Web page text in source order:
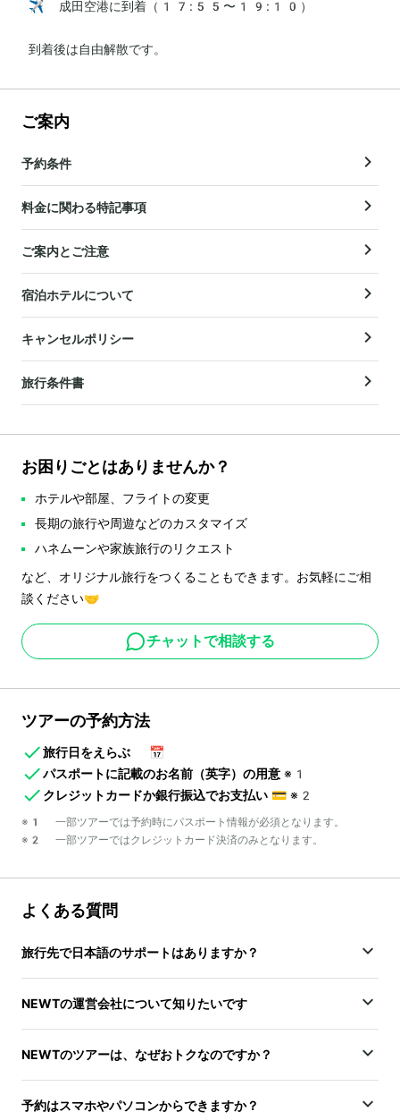
✈️ 成田空港に到着（17:55〜19:10）
到着後は自由解散です。
ご案内
予約条件
料金に関わる特記事項
ご案内とご注意
宿泊ホテルについて
キャンセルポリシー
旅行条件書
お困りごとはありませんか？
ホテルや部屋、フライトの変更
長期の旅行や周遊などのカスタマイズ
ハネムーンや家族旅行のリクエスト
など、オリジナル旅行をつくることもできます。お気軽にご相
談ください🤝
チャットで相談する
ツアーの予約方法
旅行日をえらぶ
📅
パスポートに記載のお名前（英字）の用意 ※1
クレジットカードか銀行振込でお支払い 💳 ※2
※1 一部ツアーでは予約時にパスポート情報が必須となります。
※2 一部ツアーではクレジットカード決済のみとなります。
よくある質問
旅行先で日本語のサポートはありますか？
NEWTの運営会社について知りたいです
NEWTのツアーは、なぜおトクなのですか？
予約はスマホやパソコンからできますか？